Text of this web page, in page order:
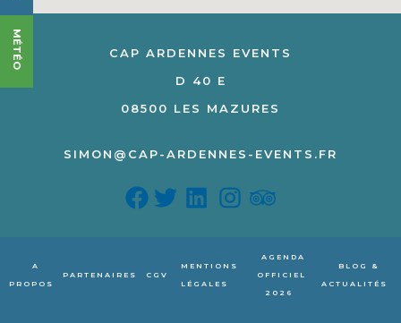
MÉTÉO
CAP ARDENNES EVENTS
D 40 E
08500 LES MAZURES
SIMON@CAP-ARDENNES-EVENTS.FR
A
PROPOS
PARTENAIRES CGV
MENTIONS
LÉGALES
AGENDA
OFFICIEL
2026
BLOG &
ACTUALITÉS